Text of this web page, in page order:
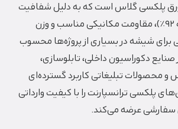
گلاس است که به دلیل شفافیت
(نزدیک به ۹۲٪)، مقاومت مکانیکی مناسب و وزن
در بسیاری از پروژه‌ها محسوب
داخلی، تابلوسازی،
تبلیغاتی کاربرد گسترده‌ای
ترانسپارنت را با کیفیت وارداتی
عرضه می‌کند.